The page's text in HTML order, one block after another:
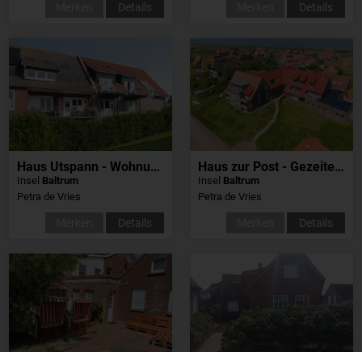
Details Details
Haus Utspann - Wohnung 3
Insel Baltrum
Petra de Vries
Details
Haus zur Post - Gezeitenblick
Insel Baltrum
Petra de Vries
Details